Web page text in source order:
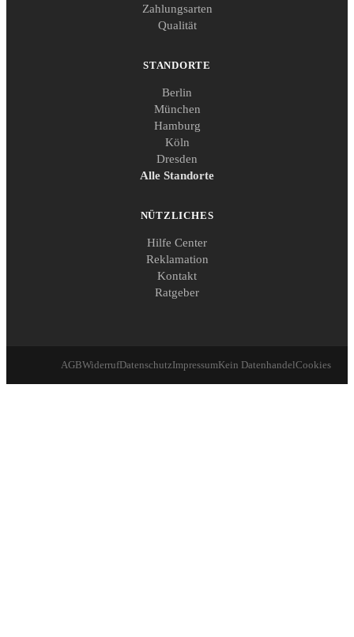
Zahlungsarten
Qualität
STANDORTE
Berlin
München
Hamburg
Köln
Dresden
Alle Standorte
NÜTZLICHES
Hilfe Center
Reklamation
Kontakt
Ratgeber
AGBWiderrufDatenschutzImpressumKein DatenhandelCookies